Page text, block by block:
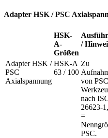
Adapter HSK / PSC
HSK-
A-
Größen
/
Adapter HSK /
PSC
Axialspannung
HSK-A
63 / 100
Zu
von
nach
26623-
=
PSC.